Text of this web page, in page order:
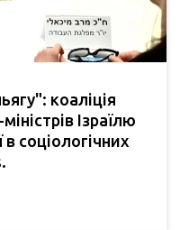
коаліція
Ізраїлю
в соціологічних